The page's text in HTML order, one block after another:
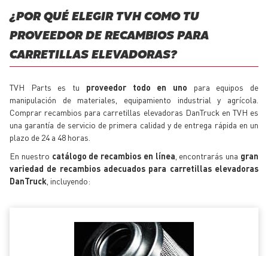
¿POR QUÉ ELEGIR TVH COMO TU
PROVEEDOR DE RECAMBIOS PARA
CARRETILLAS ELEVADORAS?
TVH Parts es tu proveedor todo en uno para equipos de
manipulación de materiales, equipamiento industrial y agrícola.
Comprar recambios para carretillas elevadoras DanTruck en TVH es
una garantía de servicio de primera calidad y de entrega rápida en un
plazo de 24 a 48 horas.
En nuestro catálogo de recambios en línea , encontrarás una gran
variedad de recambios adecuados para carretillas elevadoras
DanTruck , incluyendo: